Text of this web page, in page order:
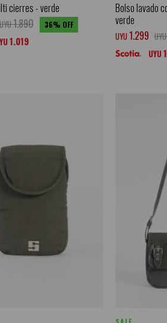
cierres - verde
UYU1.890 36
1.019
Bolso lavado
verde
UYU 1.299 UYU
UYU